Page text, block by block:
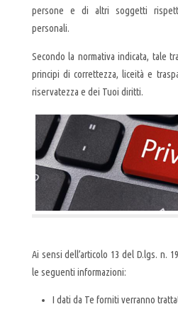
persone e di altri soggetti
personali.
Secondo la normativa indicata, tale
principi di correttezza, liceità e
riservatezza e dei Tuoi diritti.
Ai sensi dell’articolo 13 del D.lgs. n.
le seguenti informazioni:
I dati da Te forniti verranno